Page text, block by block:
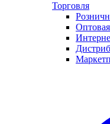
Торговля